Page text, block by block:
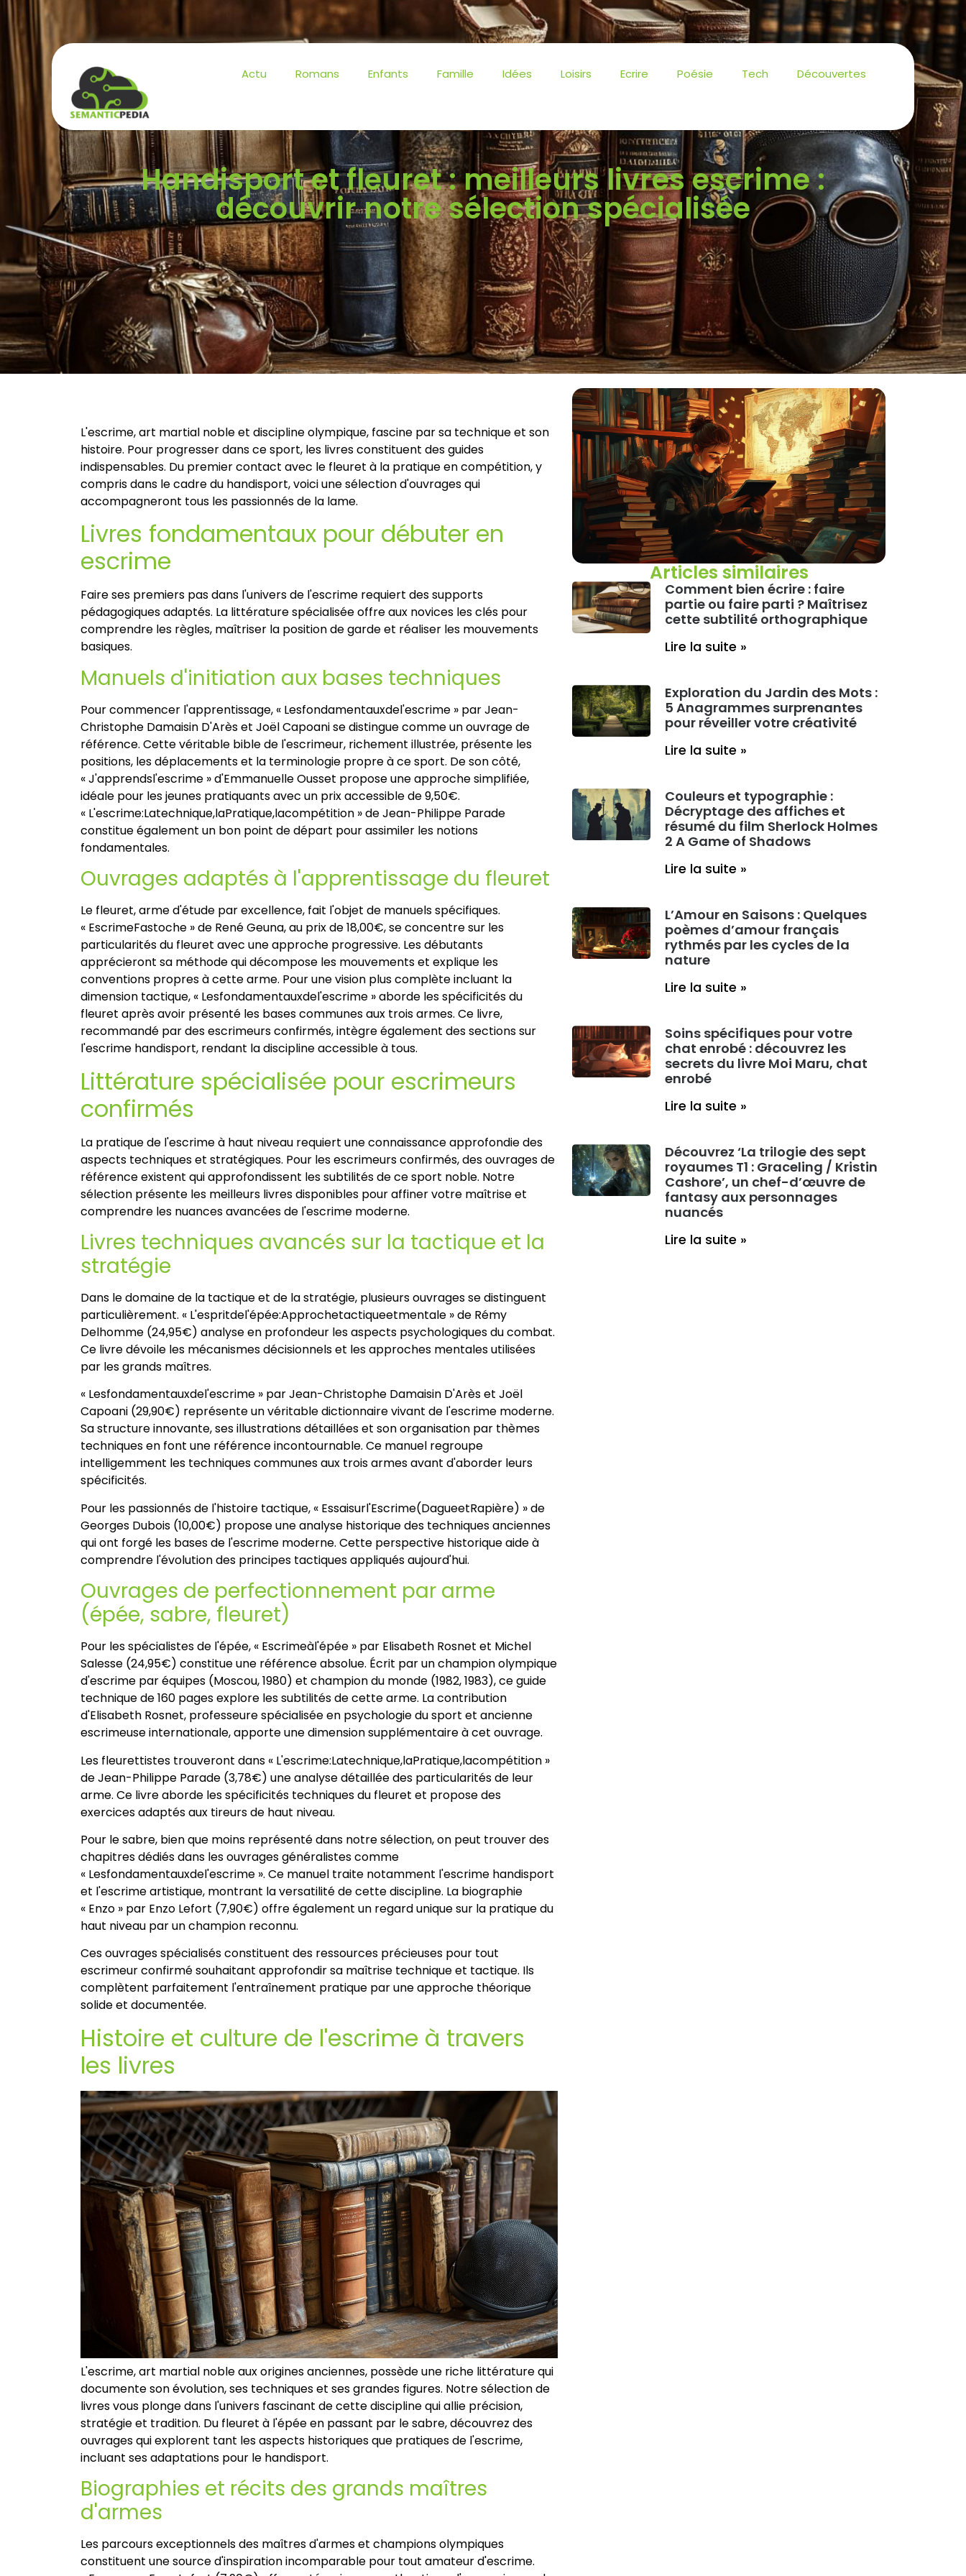
Actu Romans Enfants Famille Idées Loisirs Ecrire Poésie Tech Découvertes
Handisport et fleuret : meilleurs livres escrime :
découvrir notre sélection spécialisée
L'escrime, art martial noble et discipline olympique, fascine par sa technique et son
histoire. Pour progresser dans ce sport, les livres constituent des guides
indispensables. Du premier contact avec le fleuret à la pratique en compétition, y
compris dans le cadre du handisport, voici une sélection d'ouvrages qui
accompagneront tous les passionnés de la lame.
Livres fondamentaux pour débuter en
escrime
Faire ses premiers pas dans l'univers de l'escrime requiert des supports
pédagogiques adaptés. La littérature spécialisée offre aux novices les clés pour
comprendre les règles, maîtriser la position de garde et réaliser les mouvements
basiques.
Manuels d'initiation aux bases techniques
Pour commencer l'apprentissage, « Lesfondamentauxdel'escrime » par Jean-
Christophe Damaisin D'Arès et Joël Capoani se distingue comme un ouvrage de
référence. Cette véritable bible de l'escrimeur, richement illustrée, présente les
positions, les déplacements et la terminologie propre à ce sport. De son côté,
« J'apprendsl'escrime » d'Emmanuelle Ousset propose une approche simplifiée,
idéale pour les jeunes pratiquants avec un prix accessible de 9,50€.
« L'escrime:Latechnique,laPratique,lacompétition » de Jean-Philippe Parade
constitue également un bon point de départ pour assimiler les notions
fondamentales.
Ouvrages adaptés à l'apprentissage du fleuret
Le fleuret, arme d'étude par excellence, fait l'objet de manuels spécifiques.
« EscrimeFastoche » de René Geuna, au prix de 18,00€, se concentre sur les
particularités du fleuret avec une approche progressive. Les débutants
apprécieront sa méthode qui décompose les mouvements et explique les
conventions propres à cette arme. Pour une vision plus complète incluant la
dimension tactique, « Lesfondamentauxdel'escrime » aborde les spécificités du
fleuret après avoir présenté les bases communes aux trois armes. Ce livre,
recommandé par des escrimeurs confirmés, intègre également des sections sur
l'escrime handisport, rendant la discipline accessible à tous.
Littérature spécialisée pour escrimeurs
confirmés
La pratique de l'escrime à haut niveau requiert une connaissance approfondie des
aspects techniques et stratégiques. Pour les escrimeurs confirmés, des ouvrages de
référence existent qui approfondissent les subtilités de ce sport noble. Notre
sélection présente les meilleurs livres disponibles pour affiner votre maîtrise et
comprendre les nuances avancées de l'escrime moderne.
Livres techniques avancés sur la tactique et la
stratégie
Dans le domaine de la tactique et de la stratégie, plusieurs ouvrages se distinguent
particulièrement. « L'espritdel'épée:Approchetactiqueetmentale » de Rémy
Delhomme (24,95€) analyse en profondeur les aspects psychologiques du combat.
Ce livre dévoile les mécanismes décisionnels et les approches mentales utilisées
par les grands maîtres.
« Lesfondamentauxdel'escrime » par Jean-Christophe Damaisin D'Arès et Joël
Capoani (29,90€) représente un véritable dictionnaire vivant de l'escrime moderne.
Sa structure innovante, ses illustrations détaillées et son organisation par thèmes
techniques en font une référence incontournable. Ce manuel regroupe
intelligemment les techniques communes aux trois armes avant d'aborder leurs
spécificités.
Pour les passionnés de l'histoire tactique, « Essaisurl'Escrime(DagueetRapière) » de
Georges Dubois (10,00€) propose une analyse historique des techniques anciennes
qui ont forgé les bases de l'escrime moderne. Cette perspective historique aide à
comprendre l'évolution des principes tactiques appliqués aujourd'hui.
Ouvrages de perfectionnement par arme
(épée, sabre, fleuret)
Pour les spécialistes de l'épée, « Escrimeàl'épée » par Elisabeth Rosnet et Michel
Salesse (24,95€) constitue une référence absolue. Écrit par un champion olympique
d'escrime par équipes (Moscou, 1980) et champion du monde (1982, 1983), ce guide
technique de 160 pages explore les subtilités de cette arme. La contribution
d'Elisabeth Rosnet, professeure spécialisée en psychologie du sport et ancienne
escrimeuse internationale, apporte une dimension supplémentaire à cet ouvrage.
Les fleurettistes trouveront dans « L'escrime:Latechnique,laPratique,lacompétition »
de Jean-Philippe Parade (3,78€) une analyse détaillée des particularités de leur
arme. Ce livre aborde les spécificités techniques du fleuret et propose des
exercices adaptés aux tireurs de haut niveau.
Pour le sabre, bien que moins représenté dans notre sélection, on peut trouver des
chapitres dédiés dans les ouvrages généralistes comme
« Lesfondamentauxdel'escrime ». Ce manuel traite notamment l'escrime handisport
et l'escrime artistique, montrant la versatilité de cette discipline. La biographie
« Enzo » par Enzo Lefort (7,90€) offre également un regard unique sur la pratique du
haut niveau par un champion reconnu.
Ces ouvrages spécialisés constituent des ressources précieuses pour tout
escrimeur confirmé souhaitant approfondir sa maîtrise technique et tactique. Ils
complètent parfaitement l'entraînement pratique par une approche théorique
solide et documentée.
Histoire et culture de l'escrime à travers
les livres
L'escrime, art martial noble aux origines anciennes, possède une riche littérature qui
documente son évolution, ses techniques et ses grandes figures. Notre sélection de
livres vous plonge dans l'univers fascinant de cette discipline qui allie précision,
stratégie et tradition. Du fleuret à l'épée en passant par le sabre, découvrez des
ouvrages qui explorent tant les aspects historiques que pratiques de l'escrime,
incluant ses adaptations pour le handisport.
Biographies et récits des grands maîtres
d'armes
Les parcours exceptionnels des maîtres d'armes et champions olympiques
constituent une source d'inspiration incomparable pour tout amateur d'escrime.
Articles similaires
Comment bien écrire : faire
partie ou faire parti ? Maîtrisez
cette subtilité orthographique
Lire la suite »
Exploration du Jardin des Mots :
5 Anagrammes surprenantes
pour réveiller votre créativité
Lire la suite »
Couleurs et typographie :
Décryptage des affiches et
résumé du film Sherlock Holmes
2 A Game of Shadows
Lire la suite »
L’Amour en Saisons : Quelques
poèmes d’amour français
rythmés par les cycles de la
nature
Lire la suite »
Soins spécifiques pour votre
chat enrobé : découvrez les
secrets du livre Moi Maru, chat
enrobé
Lire la suite »
Découvrez ‘La trilogie des sept
royaumes T1 : Graceling / Kristin
Cashore’, un chef-d’œuvre de
fantasy aux personnages
nuancés
Lire la suite »